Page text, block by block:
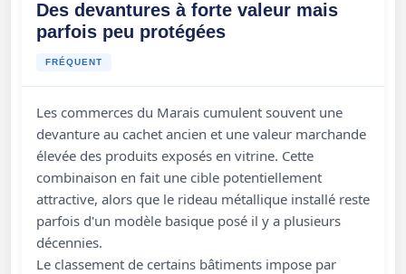
Des devantures à forte valeur mais
parfois peu protégées
FRÉQUENT
Les commerces du Marais cumulent souvent une
devanture au cachet ancien et une valeur marchande
élevée des produits exposés en vitrine. Cette
combinaison en fait une cible potentiellement
attractive, alors que le rideau métallique installé reste
parfois d'un modèle basique posé il y a plusieurs
décennies.
Le classement de certains bâtiments impose par